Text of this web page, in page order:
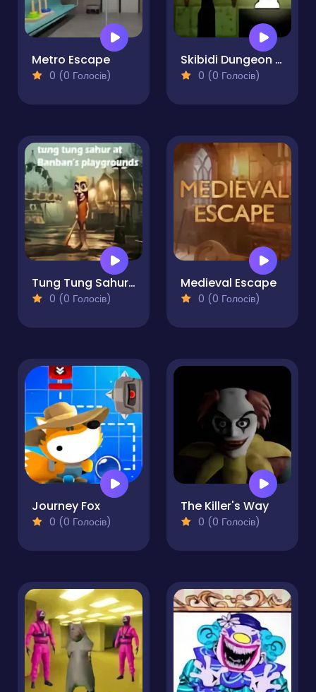
Metro Escape
0 (0 Голосів)
Skibidi Dungeon Of Doom
0 (0 Голосів)
Tung Tung Sahur at Banban Playgrounds
0 (0 Голосів)
Medieval Escape
0 (0 Голосів)
Journey Fox
0 (0 Голосів)
The Killer's Way
0 (0 Голосів)